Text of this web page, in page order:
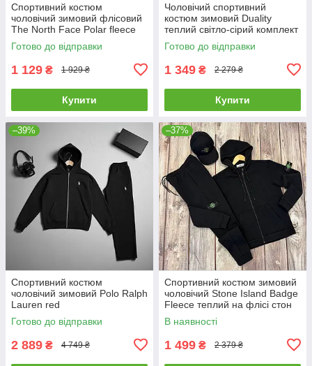
Спортивний костюм
чоловічий зимовий флісовий
The North Face Polar fleece
тнф синій
Готово до відправки
1 129 ₴ 1 929 ₴
Купити
Чоловічий спортивний
костюм зимовий Duality
теплий світло-сірий комплект
худі штани на флісі
Готово до відправки
1 349 ₴ 2 279 ₴
Купити
–39%
Спортивний костюм
чоловічий зимовий Polo Ralph
Lauren red
Готово до відправки
2 889 ₴ 4 749 ₴
–37%
Спортивний костюм зимовий
чоловічий Stone Island Badge
Fleece теплий на флісі стон
айленд чорний
В наявності
1 499 ₴ 2 379 ₴